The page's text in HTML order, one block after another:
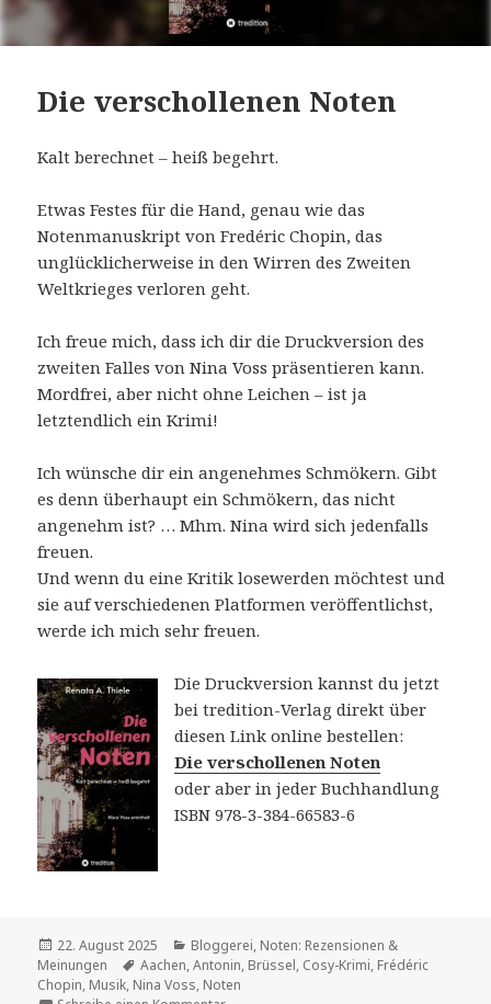
Die verschollenen Noten
Kalt berechnet – heiß begehrt.
Etwas Festes für die Hand, genau wie das
Notenmanuskript von Fredéric Chopin, das
unglücklicherweise in den Wirren des Zweiten
Weltkrieges verloren geht.
Ich freue mich, dass ich dir die Druckversion des
zweiten Falles von Nina Voss präsentieren kann.
Mordfrei, aber nicht ohne Leichen – ist ja
letztendlich ein Krimi!
Ich wünsche dir ein angenehmes Schmökern. Gibt
es denn überhaupt ein Schmökern, das nicht
angenehm ist? … Mhm. Nina wird sich jedenfalls
freuen.
Und wenn du eine Kritik losewerden möchtest und
sie auf verschiedenen Platformen veröffentlichst,
werde ich mich sehr freuen.
Die Druckversion kannst du jetzt
bei tredition-Verlag direkt über
diesen Link online bestellen:
Die verschollenen Noten
oder aber in jeder Buchhandlung
ISBN 978-3-384-66583-6
Veröffentlicht
am
22. August 2025 Kategorien
Bloggerei, Noten: Rezensionen &
Meinungen
Schlagwörter
Aachen,Antonin, Brüssel, Cosy-Krimi, Frédéric
Chopin, Musik, Nina Voss, Noten